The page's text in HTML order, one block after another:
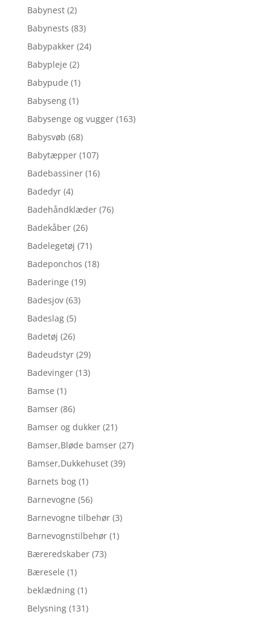
Babynest (2)
Babynests (83)
Babypakker (24)
Babypleje (2)
Babypude (1)
Babyseng (1)
Babysenge og vugger (163)
Babysvøb (68)
Babytæpper (107)
Badebassiner (16)
Badedyr (4)
Badehåndklæder (76)
Badekåber (26)
Badelegetøj (71)
Badeponchos (18)
Baderinge (19)
Badesjov (63)
Badeslag (5)
Badetøj (26)
Badeudstyr (29)
Badevinger (13)
Bamse (1)
Bamser (86)
Bamser og dukker (21)
Bamser,Bløde bamser (27)
Bamser,Dukkehuset (39)
Barnets bog (1)
Barnevogne (56)
Barnevogne tilbehør (3)
Barnevognstilbehør (1)
Bæreredskaber (73)
Bæresele (1)
beklædning (1)
Belysning (131)